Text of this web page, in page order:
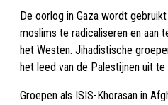
De oorlog in Gaza wordt
moslims te radicaliseren en aan
het Westen. Jihadistische
het leed van de Palestijnen uit te
Groepen als ISIS-Khorasan in